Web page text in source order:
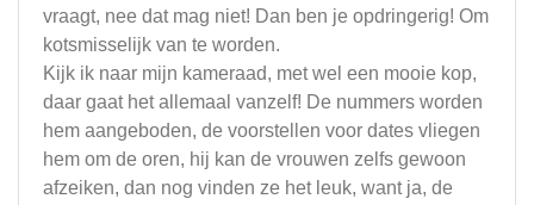
vraagt, nee dat mag niet! Dan ben je opdringerig! Om
kotsmisselijk van te worden.
Kijk ik naar mijn kameraad, met wel een mooie kop,
daar gaat het allemaal vanzelf! De nummers worden
hem aangeboden, de voorstellen voor dates vliegen
hem om de oren, hij kan de vrouwen zelfs gewoon
afzeiken, dan nog vinden ze het leuk, want ja, de